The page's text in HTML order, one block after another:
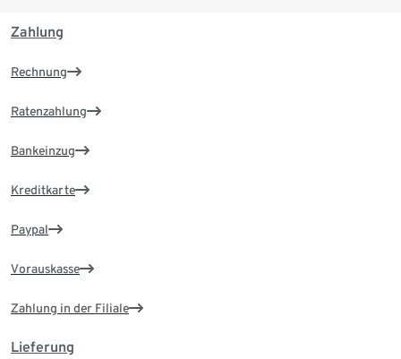
Zahlung
Rechnung
Ratenzahlung
Bankeinzug
Kreditkarte
Paypal
Vorauskasse
Zahlung in der Filiale
Lieferung